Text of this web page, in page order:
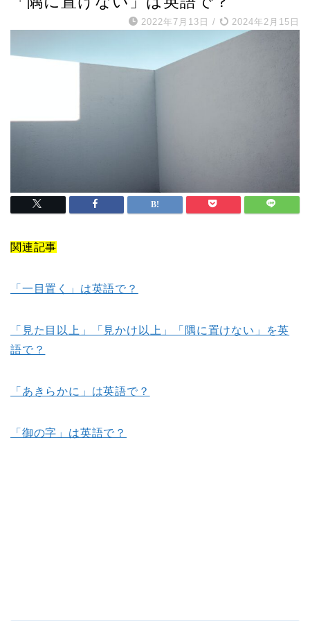
2022年7月13日 / 2024年2月15日
関連記事
「一目置く」は英語で？
「見た目以上」「見かけ以上」「隅に置けない」を英
語で？
「あきらかに」は英語で？
「御の字」は英語で？